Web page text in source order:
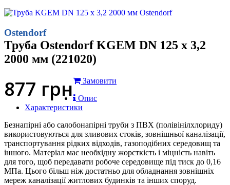
Ostendorf
Труба Ostendorf KGEM DN 125 x 3,2
2000 мм (221020)
877 грн
Замовити
Опис
Характеристики
Безнапірні або салобонапірні труби з ПВХ (полівінілхлориду)
використовуються для зливових стоків, зовнішньої каналізації,
транспортування рідких відходів, газоподібних середовищ та
іншого. Матеріал має необхідну жорсткість і міцність навіть
для того, щоб передавати робоче середовище під тиск до 0,16
МПа. Цього більш ніж достатньо для обладнання зовнішніх
мереж каналізації житлових будинків та інших споруд.